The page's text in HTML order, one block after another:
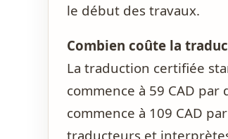
le début des travaux.
Combien coûte la
La traduction certifiée
commence à 59 CAD
commence à 109 CAD
traducteurs et